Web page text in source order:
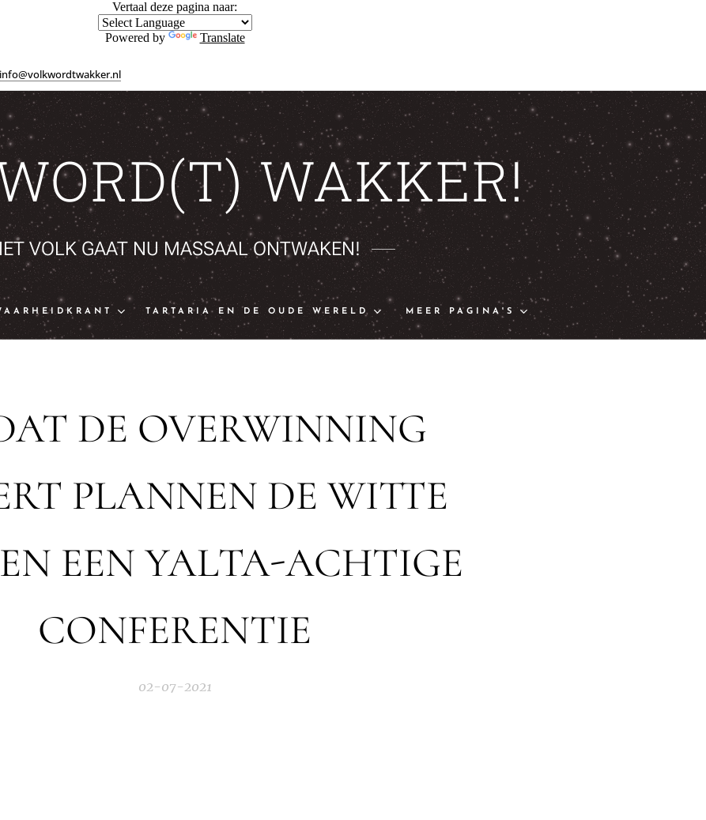
Vertaal deze pagina naar:
Powered by Translate
info@volkwordtwakker.nl
WAKKER!
VOLK GAAT NU MASSAAL ONTWAKEN!
TARTARIA EN DE OUDE WERELD MEER PAGINA'S
DE OVERWINNING
PLANNEN DE WITTE
EEN YALTA-ACHTIGE
CONFERENTIE
02-07-2021